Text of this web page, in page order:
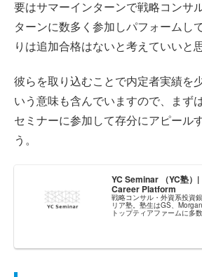
要はサマーインターンで戦略コンサ
ターンに数多く参加しパフォームし
りは追加合格はないと考えていいと
彼らを取り込むことで内定者実績を
いう意味も含んでいますので、まず
セミナーに参加して存分にアピール
う。
YC Seminar （YC塾
Career Platform
戦略コンサル・外資系投資
リア塾。塾生はGS、
トップティアファームに多数